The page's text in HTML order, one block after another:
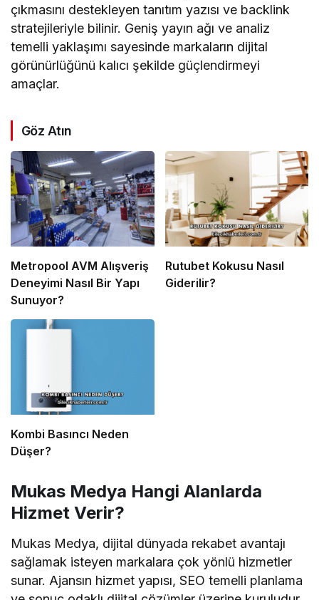
çıkmasını destekleyen tanıtım yazısı ve backlink
stratejileriyle bilinir. Geniş yayın ağı ve analiz
temelli yaklaşımı sayesinde markaların dijital
görünürlüğünü kalıcı şekilde güçlendirmeyi
amaçlar.
Göz Atın
Metropool AVM Alışveriş
Deneyimi Nasıl Bir Yapı
Sunuyor?
Rutubet Kokusu Nasıl
Giderilir?
Kombi Basıncı Neden
Düşer?
Mukas Medya Hangi Alanlarda
Hizmet Verir?
Mukas Medya, dijital dünyada rekabet avantajı
sağlamak isteyen markalara çok yönlü hizmetler
sunar. Ajansın hizmet yapısı, SEO temelli planlama